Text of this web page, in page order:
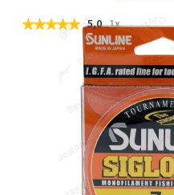
5,0 1x